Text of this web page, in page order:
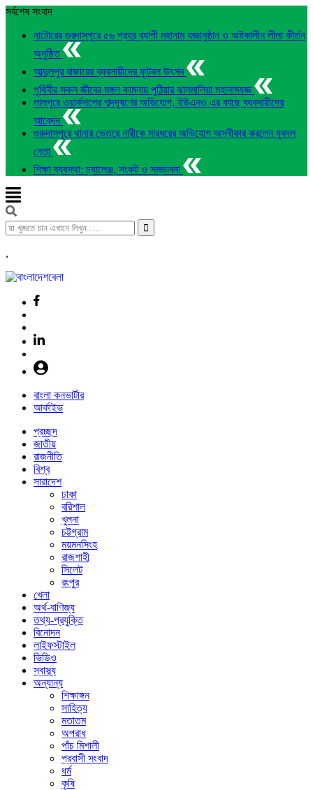
সর্বশেষ সংবাদ
নাটোরের গুরদাসপুরে ৫৬ প্রহর ব্যাপী মহানাম যজ্ঞানুষ্ঠান ও অষ্টকালীন লীলা কীর্তন
অনুষ্ঠিত
আব্দুলপুর বাজারের ব্যবসায়ীদের ফুটবল উৎসব
পৃথিবীর সকল জীবের মঙ্গল কামনায় পুঠিয়ার ঝালমালিয়া মহানামযজ্ঞ
লালপুরে ওয়ার্কশপের শব্দদূষণের অভিযোগ, ইউএনও এর কাছে ব্যবসায়ীদের
আবেদন
গুরুদাসপুরে থানার ভেতরে নারীকে মারধরের অভিযোগ অস্বীকার করলেন যুবদল
নেতা
শিক্ষা ব্যবস্থা: চ্যালেঞ্জ, সংকট ও সম্ভাবনা
,
বাংলা কনভার্টার
আর্কাইভ
প্রচ্ছদ
জাতীয়
রাজনীতি
বিশ্ব
সারাদেশ
ঢাকা
বরিশাল
খুলনা
চট্টগ্রাম
ময়মনসিংহ
রাজশাহী
সিলেট
রংপুর
খেলা
অর্থ-বাণিজ্য
তথ্য-প্রযুক্তি
বিনোদন
লাইফস্টাইল
ভিডিও
স্বাস্থ্য
অন্যান্য
শিক্ষাঙ্গন
সাহিত্য
মতাতম
অপরাধ
পাঁচ মিশালী
প্রবাসী সংবাদ
ধর্ম
কৃষি